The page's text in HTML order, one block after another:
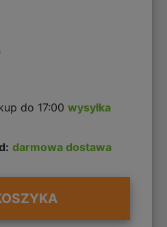
do 17:00wysyłka
darmowa dostawa